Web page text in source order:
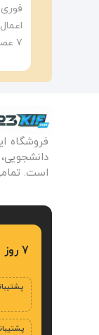
۷ عصر انجام خواهد شد .
فروشگاه
است.
7 روز هفته پاسخگوی شما هستیم